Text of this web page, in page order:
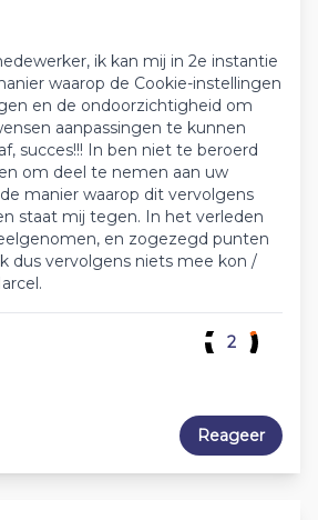
ik kan mij in 2e instantie
waarop de Cookie-instellingen
en de ondoorzichtigheid om
aanpassingen te kunnen
succes!!! In ben niet te beroerd
om deel te nemen aan uw
manier waarop dit vervolgens
staat mij tegen. In het verleden
en zogezegd punten
dus vervolgens niets mee kon /
2
Reageer